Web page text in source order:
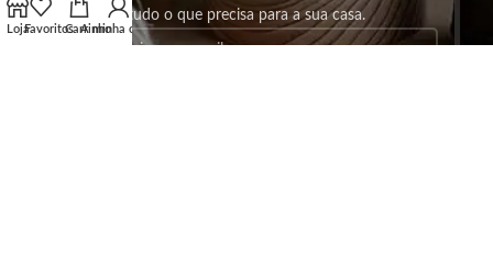
tudo o que precisa para a sua casa.
LojaFavoritosCarrinho
A minha conta